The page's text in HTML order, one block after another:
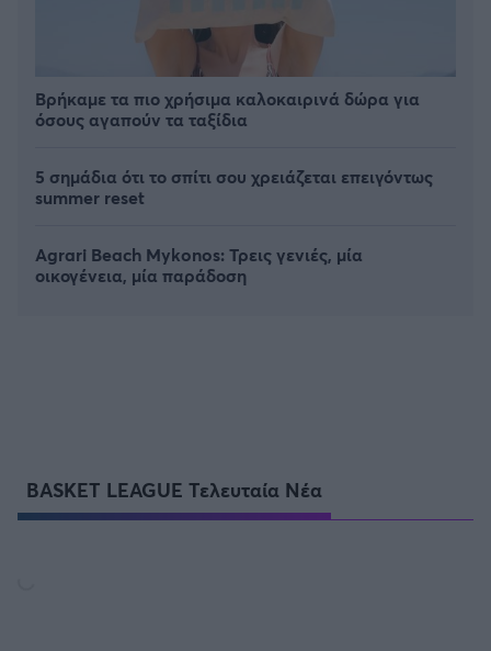
Βρήκαμε τα πιο χρήσιμα καλοκαιρινά δώρα για
όσους αγαπούν τα ταξίδια
5 σημάδια ότι το σπίτι σου χρειάζεται επειγόντως
summer reset
Agrari Beach Mykonos: Τρεις γενιές, μία
οικογένεια, μία παράδοση
BASKET LEAGUE Τελευταία Νέα